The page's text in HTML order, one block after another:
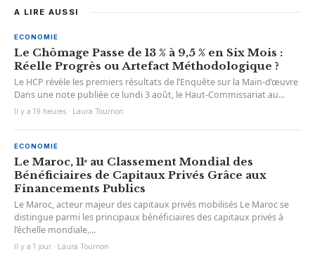
A LIRE AUSSI
ECONOMIE
Le Chômage Passe de 13 % à 9,5 % en Six Mois :
Réelle Progrès ou Artefact Méthodologique ?
Le HCP révèle les premiers résultats de l’Enquête sur la Main-d’œuvre
Dans une note publiée ce lundi 3 août, le Haut-Commissariat au...
Il y a 19 heures · Laura Tournon
ECONOMIE
Le Maroc, 11ᵉ au Classement Mondial des
Bénéficiaires de Capitaux Privés Grâce aux
Financements Publics
Le Maroc, acteur majeur des capitaux privés mobilisés Le Maroc se
distingue parmi les principaux bénéficiaires des capitaux privés à
l’échelle mondiale,...
Il y a 1 jour · Laura Tournon